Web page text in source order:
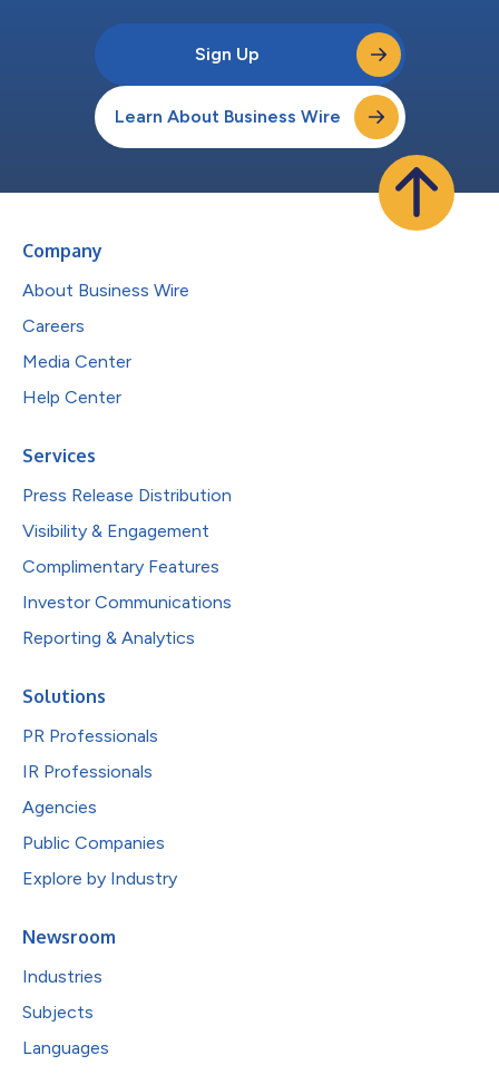
Sign Up
Learn About Business Wire
Company
About Business Wire
Careers
Media Center
Help Center
Services
Press Release Distribution
Visibility & Engagement
Complimentary Features
Investor Communications
Reporting & Analytics
Solutions
PR Professionals
IR Professionals
Agencies
Public Companies
Explore by Industry
Newsroom
Industries
Subjects
Languages